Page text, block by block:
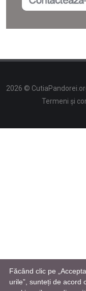
2026 ©
Termeni și
Făcând clic pe
urile”, sunteți de acord